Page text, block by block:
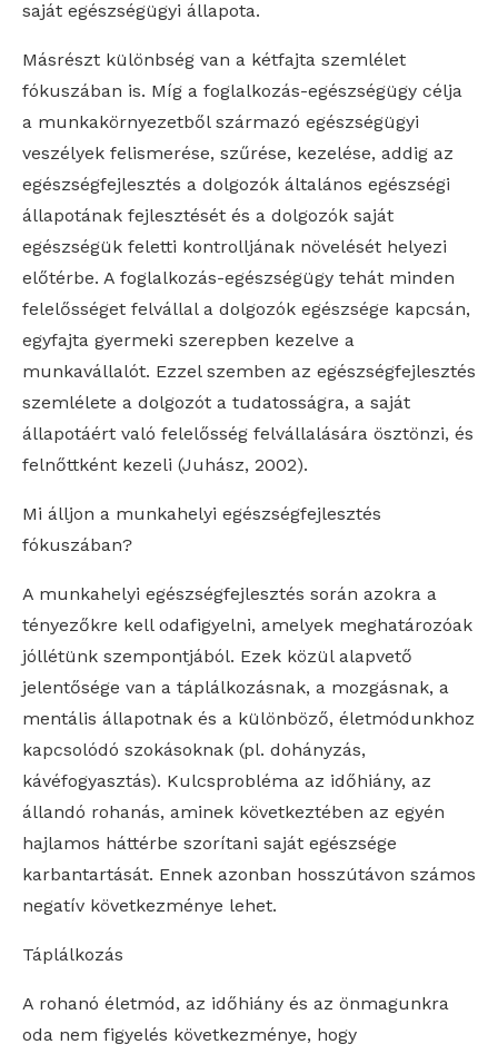
saját egészségügyi állapota.
Másrészt különbség van a kétfajta szemlélet
fókuszában is. Míg a foglalkozás-egészségügy célja
a munkakörnyezetből származó egészségügyi
veszélyek felismerése, szűrése, kezelése, addig az
egészségfejlesztés a dolgozók általános egészségi
állapotának fejlesztését és a dolgozók saját
egészségük feletti kontrolljának növelését helyezi
előtérbe. A foglalkozás-egészségügy tehát minden
felelősséget felvállal a dolgozók egészsége kapcsán,
egyfajta gyermeki szerepben kezelve a
munkavállalót. Ezzel szemben az egészségfejlesztés
szemlélete a dolgozót a tudatosságra, a saját
állapotáért való felelősség felvállalására ösztönzi, és
felnőttként kezeli (Juhász, 2002).
Mi álljon a munkahelyi egészségfejlesztés
fókuszában?
A munkahelyi egészségfejlesztés során azokra a
tényezőkre kell odafigyelni, amelyek meghatározóak
jóllétünk szempontjából. Ezek közül alapvető
jelentősége van a táplálkozásnak, a mozgásnak, a
mentális állapotnak és a különböző, életmódunkhoz
kapcsolódó szokásoknak (pl. dohányzás,
kávéfogyasztás). Kulcsprobléma az időhiány, az
állandó rohanás, aminek következtében az egyén
hajlamos háttérbe szorítani saját egészsége
karbantartását. Ennek azonban hosszútávon számos
negatív következménye lehet.
Táplálkozás
A rohanó életmód, az időhiány és az önmagunkra
oda nem figyelés következménye, hogy